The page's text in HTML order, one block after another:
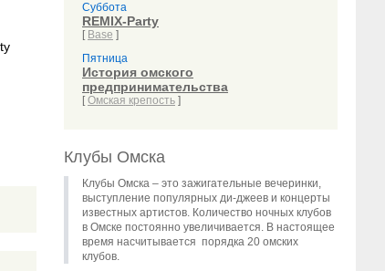
Суббота
REMIX-Party
[ Base ]
Пятница
История омского
предпринимательства
[Омская крепость ]
Клубы Омска
Клубы Омска – это зажигательные вечеринки,
выступление популярных ди-джеев и концерты
известных артистов. Количество ночных клубов
в Омске постоянно увеличивается. В настоящее
время насчитывается порядка 20 омских
клубов.